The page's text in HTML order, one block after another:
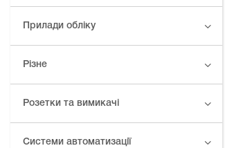
Прилади обліку
Різне
Розетки та вимикачі
Системи автоматизації